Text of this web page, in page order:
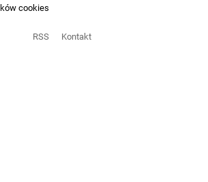
cookies
RSS Kontakt